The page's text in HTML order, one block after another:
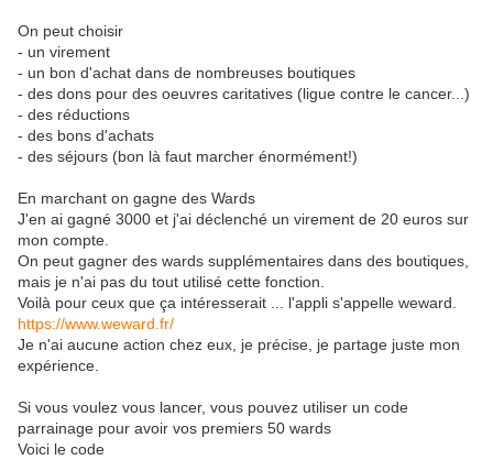
On peut choisir
- un virement
- un bon d'achat dans de nombreuses boutiques
- des dons pour des oeuvres caritatives (ligue contre le cancer...)
- des réductions
- des bons d'achats
- des séjours (bon là faut marcher énormément!)
En marchant on gagne des Wards
J'en ai gagné 3000 et j'ai déclenché un virement de 20 euros sur
mon compte.
On peut gagner des wards supplémentaires dans des boutiques,
mais je n'ai pas du tout utilisé cette fonction.
Voilà pour ceux que ça intéresserait ... l'appli s'appelle weward.
https://www.weward.fr/
Je n'ai aucune action chez eux, je précise, je partage juste mon
expérience.
Si vous voulez vous lancer, vous pouvez utiliser un code
parrainage pour avoir vos premiers 50 wards
Voici le code